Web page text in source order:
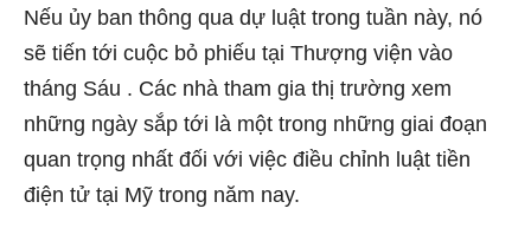
Nếu ủy ban thông qua dự luật trong tuần này, nó
sẽ tiến tới cuộc bỏ phiếu tại Thượng viện vào
tháng Sáu . Các nhà tham gia thị trường xem
những ngày sắp tới là một trong những giai đoạn
quan trọng nhất đối với việc điều chỉnh luật tiền
điện tử tại Mỹ trong năm nay.